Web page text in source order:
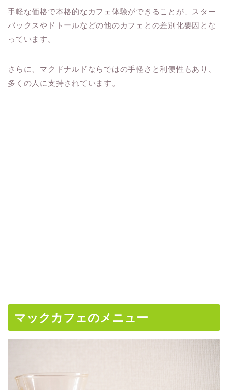
手軽な価格で本格的なカフェ体験ができることが、スター
バックスやドトールなどの他のカフェとの差別化要因とな
っています。
さらに、マクドナルドならではの手軽さと利便性もあり、
多くの人に支持されています。
マックカフェのメニュー